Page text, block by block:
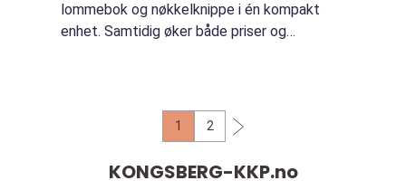
lommebok og nøkkelknippe i én kompakt
enhet. Samtidig øker både priser og
1 2
KONGSBERG-KKP.no